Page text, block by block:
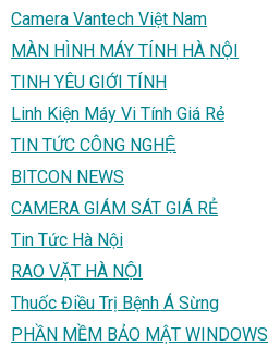
Camera Vantech Việt Nam
MÀN HÌNH MÁY TÍNH HÀ NỘI
TINH YÊU GIỚI TÍNH
Linh Kiện Máy Vi Tính Giá Rẻ
TIN TỨC CÔNG NGHỆ
BITCON NEWS
CAMERA GIÁM SÁT GIÁ RẺ
Tin Tức Hà Nội
RAO VẶT HÀ NỘI
Thuốc Điều Trị Bệnh Á Sừng
PHẦN MỀM BẢO MẬT WINDOWS